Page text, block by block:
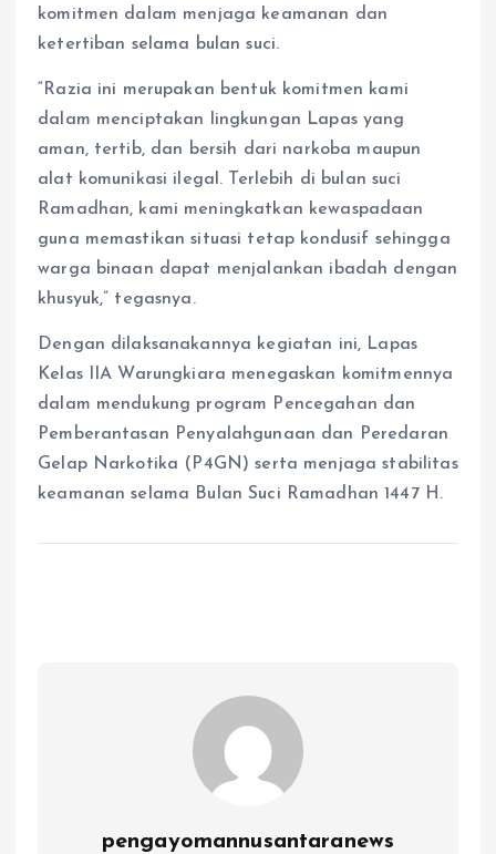
komitmen dalam menjaga keamanan dan
ketertiban selama bulan suci.
“Razia ini merupakan bentuk komitmen kami
dalam menciptakan lingkungan Lapas yang
aman, tertib, dan bersih dari narkoba maupun
alat komunikasi ilegal. Terlebih di bulan suci
Ramadhan, kami meningkatkan kewaspadaan
guna memastikan situasi tetap kondusif sehingga
warga binaan dapat menjalankan ibadah dengan
khusyuk,” tegasnya.
Dengan dilaksanakannya kegiatan ini, Lapas
Kelas IIA Warungkiara menegaskan komitmennya
dalam mendukung program Pencegahan dan
Pemberantasan Penyalahgunaan dan Peredaran
Gelap Narkotika (P4GN) serta menjaga stabilitas
keamanan selama Bulan Suci Ramadhan 1447 H.
pengayomannusantaranews